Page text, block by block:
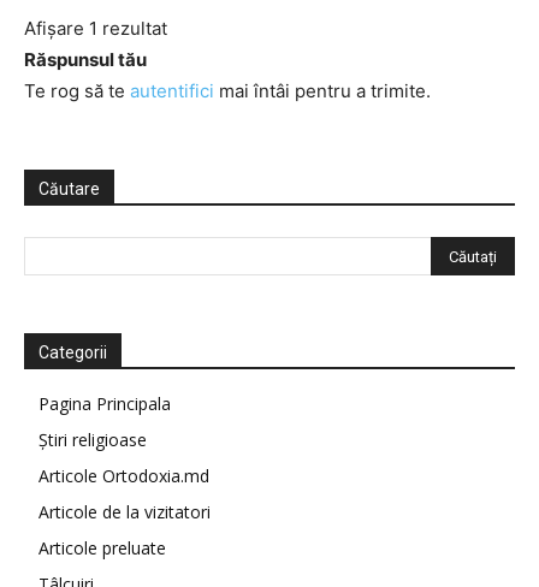
Afișare 1 rezultat
Răspunsul tău
Te rog să te autentifici mai întâi pentru a trimite.
Căutare
Categorii
Pagina Principala
Știri religioase
Articole Ortodoxia.md
Articole de la vizitatori
Articole preluate